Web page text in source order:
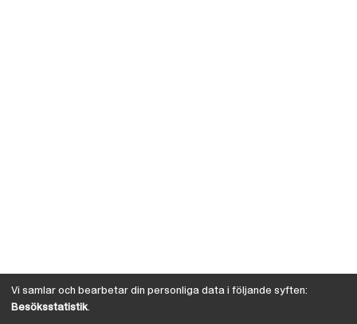
Vi samlar och bearbetar din personliga data i följande syften:
Besöksstatistik.